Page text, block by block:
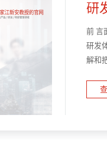
研
前 言
研发
解和